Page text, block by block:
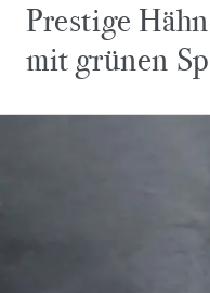
Prestige
mit grünen